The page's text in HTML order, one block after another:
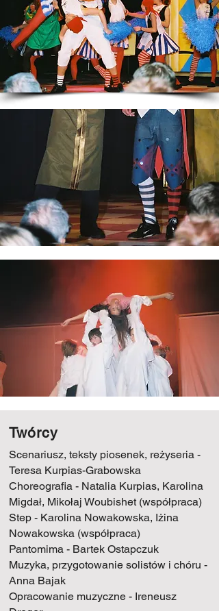
Twórcy
Scenariusz, teksty piosenek, reżyseria -
Teresa Kurpias-Grabowska
Choreografia - Natalia Kurpias, Karolina
Migdał, Mikołaj Woubishet (współpraca)
Step - Karolina Nowakowska, Iżina
Nowakowska (współpraca)
Pantomima - Bartek Ostapczuk
Muzyka, przygotowanie solistów i chóru -
Anna Bajak
Opracowanie muzyczne - Ireneusz